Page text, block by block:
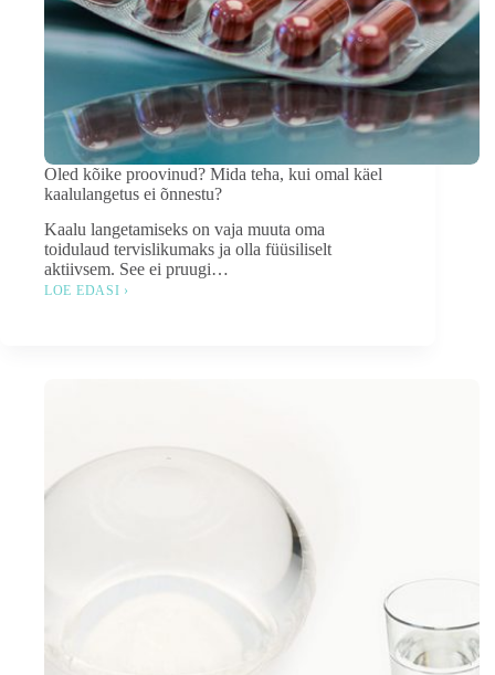
Oled kõike proovinud? Mida teha, kui omal käel
kaalulangetus ei õnnestu?
Kaalu langetamiseks on vaja muuta oma
toidulaud tervislikumaks ja olla füüsiliselt
aktiivsem. See ei pruugi…
LOE EDASI ›